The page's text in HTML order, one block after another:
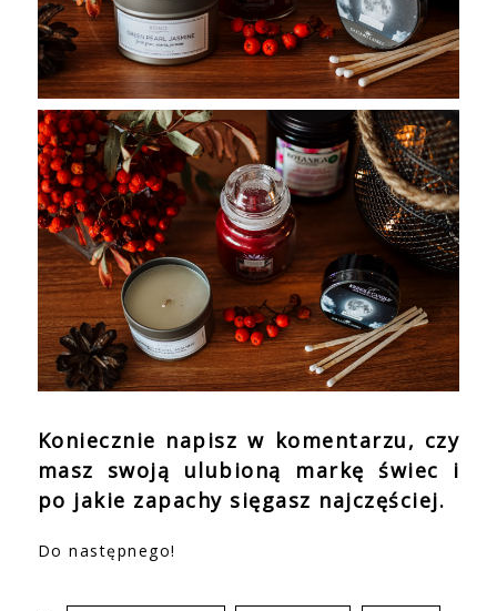
Koniecznie napisz w komentarzu, czy
masz swoją ulubioną markę świec i
po jakie zapachy sięgasz najczęściej.
Do następnego!